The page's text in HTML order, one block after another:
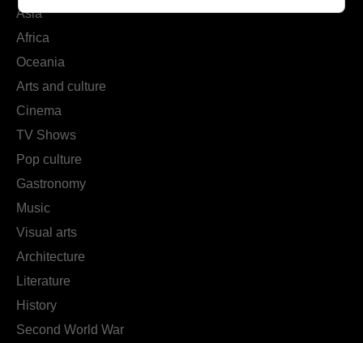
Asia
Africa
Oceania
Arts and culture
Cinema
TV Shows
Pop culture
Gastronomy
Music
Visual arts
Architecture
Literature
History
Second World War